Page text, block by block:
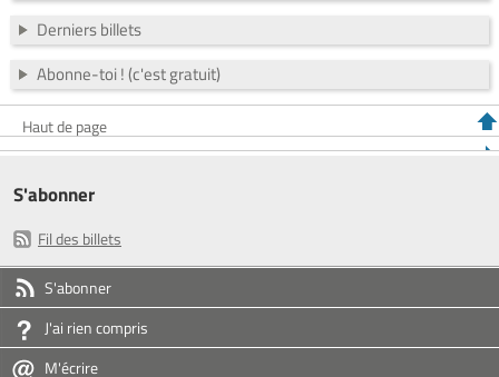
Derniers billets
Abonne-toi ! (c'est gratuit)
Haut de page
S'abonner
Fil des billets
S'abonner
J'ai rien compris
M'écrire